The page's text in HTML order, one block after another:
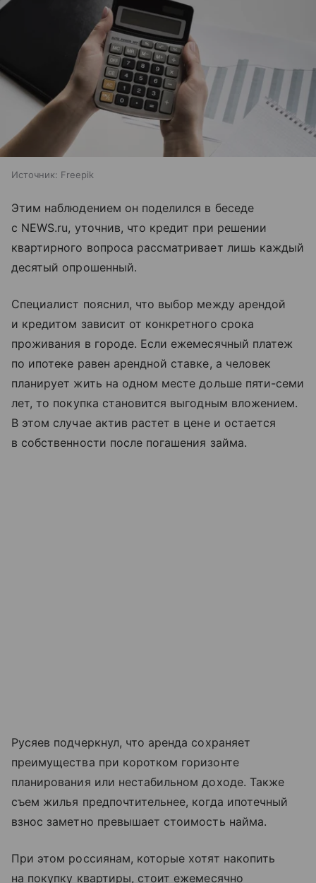
Источник: Freepik
Этим наблюдением он поделился в беседе
с NEWS.ru, уточнив, что кредит при решении
квартирного вопроса рассматривает лишь каждый
десятый опрошенный.
Специалист пояснил, что выбор между арендой
и кредитом зависит от конкретного срока
проживания в городе. Если ежемесячный платеж
по ипотеке равен арендной ставке, а человек
планирует жить на одном месте дольше пяти-семи
лет, то покупка становится выгодным вложением.
В этом случае актив растет в цене и остается
в собственности после погашения займа.
Русяев подчеркнул, что аренда сохраняет
преимущества при коротком горизонте
планирования или нестабильном доходе. Также
съем жилья предпочтительнее, когда ипотечный
взнос заметно превышает стоимость найма.
При этом россиянам, которые хотят накопить
на покупку квартиры, стоит ежемесячно